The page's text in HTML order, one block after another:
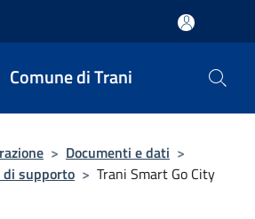
Comune di Trani
> Documenti e dati >
di supporto > Trani Smart Go City